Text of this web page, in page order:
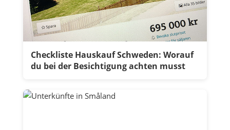
Checkliste Hauskauf Schweden: Worauf
du bei der Besichtigung achten musst